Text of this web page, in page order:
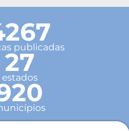
publicadas
27
estados